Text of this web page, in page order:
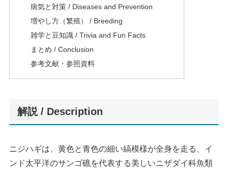
病気と対策 / Diseases and Prevention
増やし方（繁殖） / Breeding
雑学と豆知識 / Trivia and Fun Facts
まとめ / Conclusion
参考文献・参照資料
解説 / Description
ニジハギは、黄色と青色の細い縞模様が全身を走る、イ
ンド太平洋のサンゴ礁を代表する美しいニザダイ科魚類